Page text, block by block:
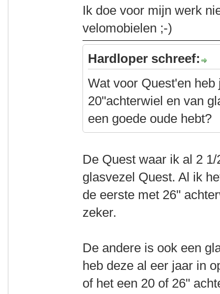
Ik doe voor mijn werk
velomobielen ;-)
Hardloper schreef:
Wat voor Quest'en
20"achterwiel en van
een goede oude hebt?
De Quest waar ik al 2
glasvezel Quest. Al ik
de eerste met 26"
zeker.
De andere is ook een
heb deze al eer jaar in
of het een 20 of 26"